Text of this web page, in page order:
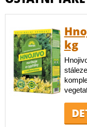
kg